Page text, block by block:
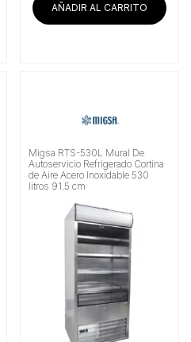
AÑADIR AL CARRITO
Migsa RTS-530L Mural De
Autoservicio Refrigerado Cortina
de Aire Acero Inoxidable 530
litros 91.5 cm